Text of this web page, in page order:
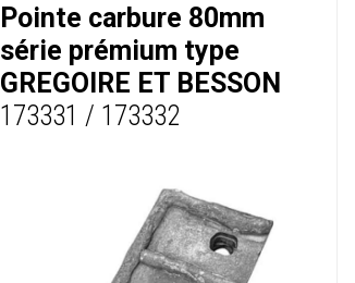
Pointe carbure 80mm
série prémium type
GREGOIRE ET BESSON
173331 / 173332